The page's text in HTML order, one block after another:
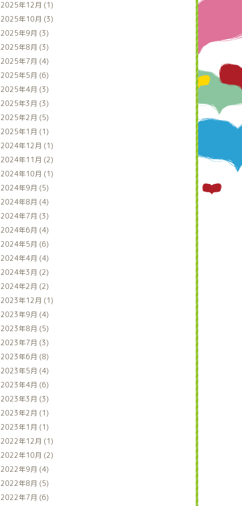
2025年12月 (1)
2025年10月 (3)
2025年9月 (3)
2025年8月 (3)
2025年7月 (4)
2025年5月 (6)
2025年4月 (3)
2025年3月 (3)
2025年2月 (5)
2025年1月 (1)
2024年12月 (1)
2024年11月 (2)
2024年10月 (1)
2024年9月 (5)
2024年8月 (4)
2024年7月 (3)
2024年6月 (4)
2024年5月 (6)
2024年4月 (4)
2024年3月 (2)
2024年2月 (2)
2023年12月 (1)
2023年9月 (4)
2023年8月 (5)
2023年7月 (3)
2023年6月 (8)
2023年5月 (4)
2023年4月 (6)
2023年3月 (3)
2023年2月 (1)
2023年1月 (1)
2022年12月 (1)
2022年10月 (2)
2022年9月 (4)
2022年8月 (5)
2022年7月 (6)